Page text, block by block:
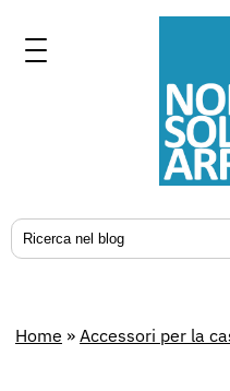
Home » Accessori per la